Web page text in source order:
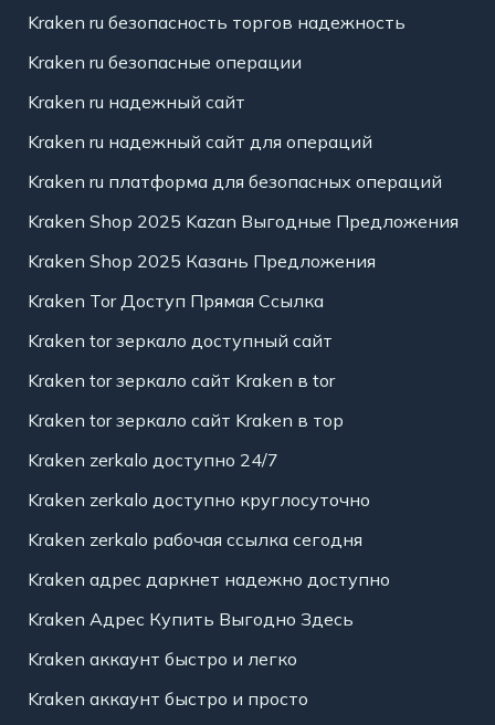
Kraken ru безопасность торгов надежность
Kraken ru безопасные операции
Kraken ru надежный сайт
Kraken ru надежный сайт для операций
Kraken ru платформа для безопасных операций
Kraken Shop 2025 Kazan Выгодные Предложения
Kraken Shop 2025 Казань Предложения
Kraken Tor Доступ Прямая Ссылка
Kraken tor зеркало доступный сайт
Kraken tor зеркало сайт Kraken в tor
Kraken tor зеркало сайт Kraken в тор
Kraken zerkalo доступно 24/7
Kraken zerkalo доступно круглосуточно
Kraken zerkalo рабочая ссылка сегодня
Kraken адрес даркнет надежно доступно
Kraken Адрес Купить Выгодно Здесь
Kraken аккаунт быстро и легко
Kraken аккаунт быстро и просто